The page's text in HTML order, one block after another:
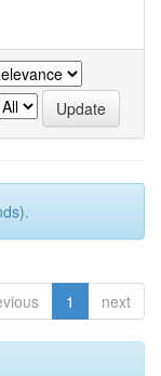
1 next